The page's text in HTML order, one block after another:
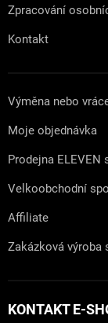
Zpracování
Kontakt
Výměna nebo
Moje objednávka
Prodejna ELEVEN
Velkoobchodní
Affiliate
Zakázková výroba
KONTAKT E-